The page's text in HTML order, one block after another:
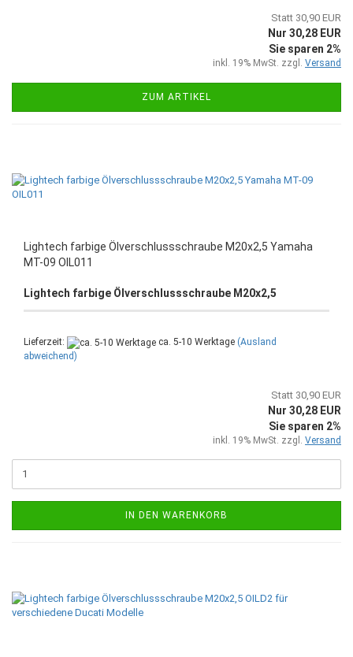
Statt 30,90 EUR
Nur 30,28 EUR
Sie sparen 2%
inkl. 19% MwSt. zzgl. Versand
ZUM ARTIKEL
Lightech farbige Ölverschlussschraube M20x2,5 Yamaha
MT-09 OIL011
Lightech farbige Ölverschlussschraube M20x2,5
Lieferzeit: ca. 5-10 Werktage (Ausland
abweichend)
Statt 30,90 EUR
Nur 30,28 EUR
Sie sparen 2%
inkl. 19% MwSt. zzgl. Versand
IN DEN WARENKORB